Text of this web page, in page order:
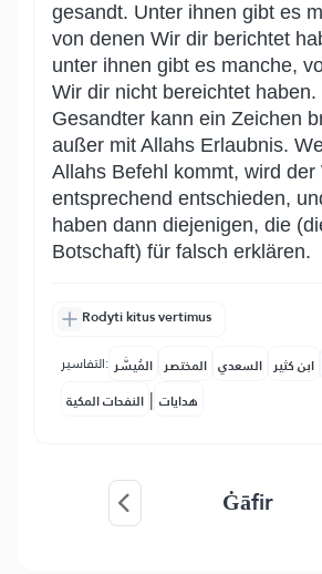
gesandt. Unter ihnen gibt es
von denen Wir dir berichtet
unter ihnen gibt es manche,
Wir dir nicht bereichtet haben.
Gesandter kann ein Zeichen
außer mit Allahs Erlaubnis.
Allahs Befehl kommt, wird der
entsprechend entschieden,
haben dann diejenigen, die
Botschaft) für falsch erklären.
Rodyti kitus vertimus
التفاسير: المُيسَّر المختصر السعدي ابن كثير
النفحات المكية | هدايات
Ġāfir